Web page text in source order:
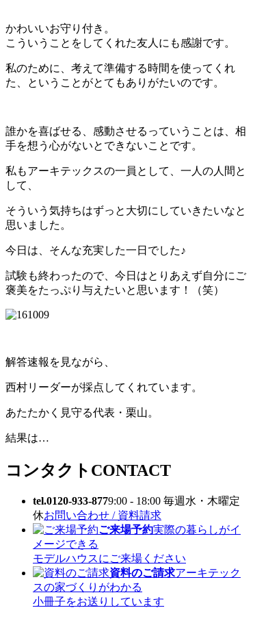
かわいいお守り付き。
こういうことをしてくれた友人にも感謝です。
私のために、考えて準備する時間を使ってくれ
た、ということがとてもありがたいのです。
誰かを喜ばせる、感動させるっていうことは、相
手を想う心がないとできないことです。
私もアーキテックスの一員として、一人の人間と
して、
そういう気持ちはずっと大切にしていきたいなと
思いました。
今日は、そんな充実した一日でした♪
試験も終わったので、今日はとりあえず自分にご
褒美をたっぷり与えたいと思います！（笑）
解答速報を見ながら、
西村リーダーが採点してくれています。
あたたかく見守る代表・栗山。
結果は…
コンタクト CONTACT
tel.0120-933-8779:00 - 18:00 毎週水・木曜定
休お問い合わせ / 資料請求
ご来場予約実際の暮らしがイ
メージできる
モデルハウスにご来場ください
資料のご請求アーキテック
スの家づくりがわかる
小冊子をお送りしています